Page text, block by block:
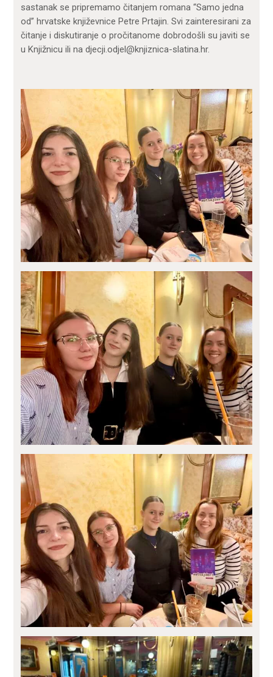
sastanak se pripremamo čitanjem romana “Samo jedna
od” hrvatske književnice Petre Prtajin. Svi zainteresirani za
čitanje i diskutiranje o pročitanome dobrodošli su javiti se
u Knjižnicu ili na djecji.odjel@knjiznica-slatina.hr.